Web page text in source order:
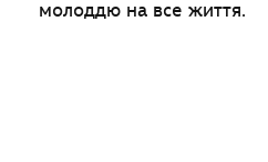
молоддю на все життя.